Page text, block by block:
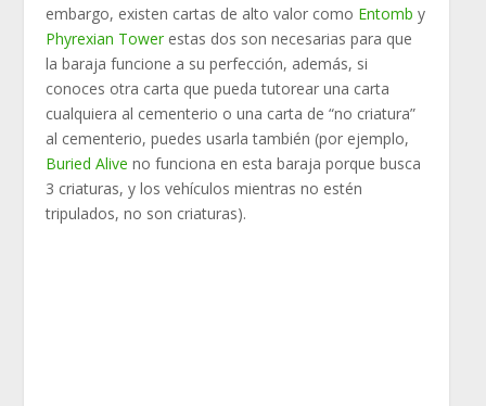
embargo, existen cartas de alto valor como Entomb y
Phyrexian Tower estas dos son necesarias para que
la baraja funcione a su perfección, además, si
conoces otra carta que pueda tutorear una carta
cualquiera al cementerio o una carta de “no criatura”
al cementerio, puedes usarla también (por ejemplo,
Buried Alive no funciona en esta baraja porque busca
3 criaturas, y los vehículos mientras no estén
tripulados, no son criaturas).